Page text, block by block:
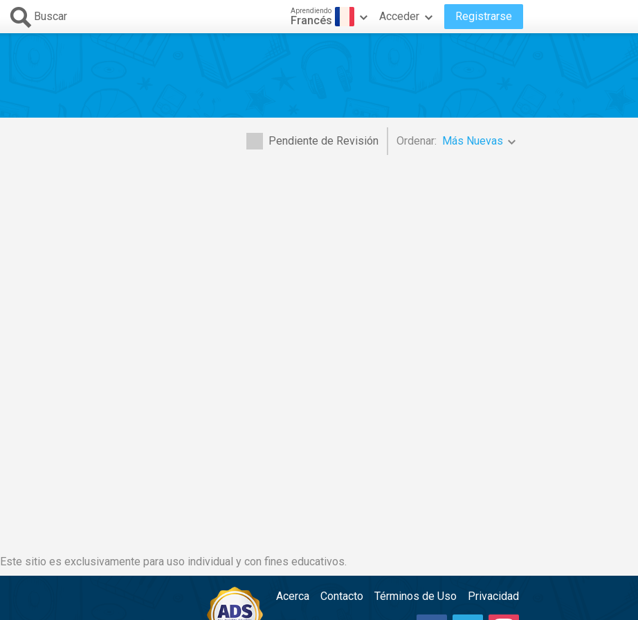
Buscar Aprendiendo
Francés Acceder Registrarse
Pendiente de Revisión Ordenar: Más Nuevas
Este sitio es exclusivamente para uso individual y con fines educativos.
Acerca Contacto Términos de Uso Privacidad